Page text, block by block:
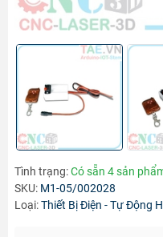
Tình trạng:Có sẵn 4 sản
SKU: M1-05/002028
Loại:Thiết Bị Điện - Tự Động